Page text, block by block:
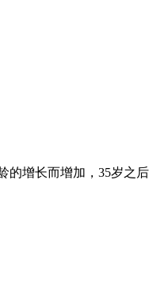
的增长而增加，35岁之后